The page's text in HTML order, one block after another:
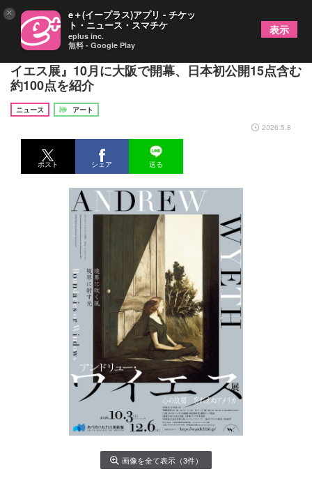
没後日本初、17年ぶりの回顧展『アンドリュー・ワ
イエス展』10月に大阪で開幕、日本初公開15点含む
約100点を紹介
ニュース
アート
2026.5.8
ポスト シェア 送る
画像を全て表示（3件）
× e＋(イープラス)アプリ - チケッ
ト・ニュース・スマチケ
eplus inc.
無料 - Google Play
表示